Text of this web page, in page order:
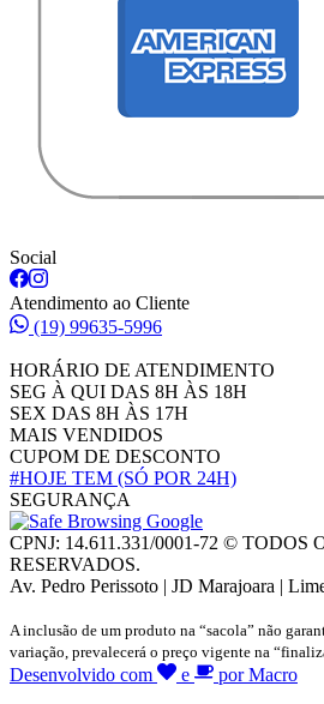
Social
Atendimento ao Cliente
(19) 99635-5996
HORÁRIO DE ATENDIMENTO
SEG À QUI DAS 8H ÀS 18H
SEX DAS 8H ÀS 17H
MAIS VENDIDOS
CUPOM DE DESCONTO
#HOJE TEM (SÓ POR 24H)
SEGURANÇA
CPNJ: 14.611.331/0001-72 © TODOS
RESERVADOS.
Av. Pedro Perissoto | JD Marajoara |
A inclusão de um produto na “sacola” não
variação, prevalecerá o preço vigente na
Desenvolvido com e por Macro